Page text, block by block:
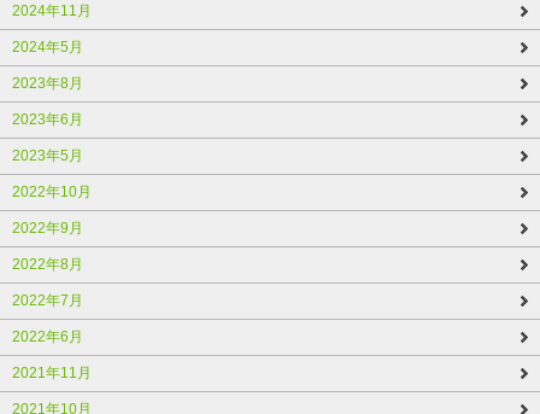
2024年11月
2024年5月
2023年8月
2023年6月
2023年5月
2022年10月
2022年9月
2022年8月
2022年7月
2022年6月
2021年11月
2021年10月